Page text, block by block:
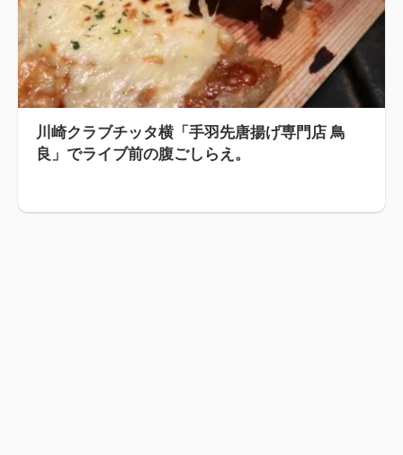
川崎クラブチッタ横「手羽先唐揚げ専門店 鳥
良」でライブ前の腹ごしらえ。